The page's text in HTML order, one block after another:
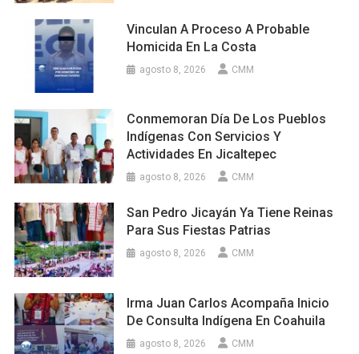
Vinculan A Proceso A Probable
Homicida En La Costa
agosto 8, 2026 CMM
Conmemoran Día De Los Pueblos
Indígenas Con Servicios Y
Actividades En Jicaltepec
agosto 8, 2026 CMM
San Pedro Jicayán Ya Tiene Reinas
Para Sus Fiestas Patrias
agosto 8, 2026 CMM
Irma Juan Carlos Acompaña Inicio
De Consulta Indígena En Coahuila
agosto 8, 2026 CMM